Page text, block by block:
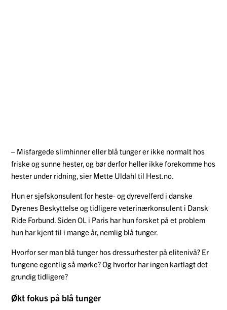
– Misfargede slimhinner eller blå tunger er ikke normalt hos
friske og sunne hester, og bør derfor heller ikke forekomme hos
hester under ridning, sier Mette Uldahl til Hest.no.
Hun er sjefskonsulent for heste- og dyrevelferd i danske
Dyrenes Beskyttelse og tidligere veterinærkonsulent i Dansk
Ride Forbund. Siden OL i Paris har hun forsket på et problem
hun har kjent til i mange år, nemlig blå tunger.
Hvorfor ser man blå tunger hos dressurhester på elitenivå? Er
tungene egentlig så mørke? Og hvorfor har ingen kartlagt det
grundig tidligere?
Økt fokus på blå tunger